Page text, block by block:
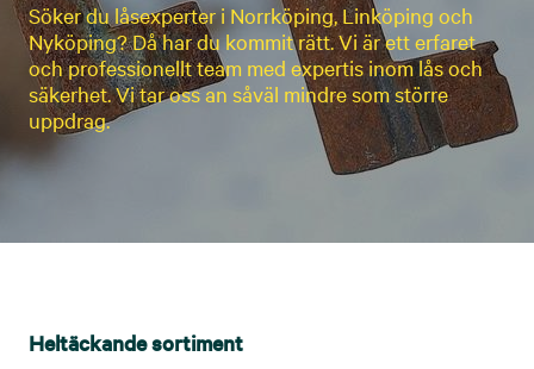
Söker du låsexperter i Norrköping, Linköping och
Nyköping? Då har du kommit rätt. Vi är ett erfaret
och professionellt team med expertis inom lås och
säkerhet. Vi tar oss an såväl mindre som större
uppdrag.
Heltäckande sortiment